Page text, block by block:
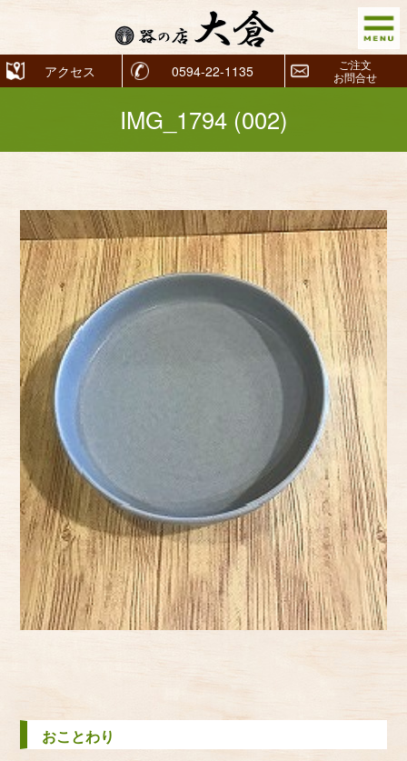
アクセス 0594-22-1135
ご注文
お問合せ
IMG_1794 (002)
おことわり